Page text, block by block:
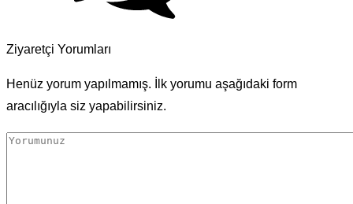
Ziyaretçi Yorumları
Henüz yorum yapılmamış. İlk yorumu aşağıdaki form
aracılığıyla siz yapabilirsiniz.